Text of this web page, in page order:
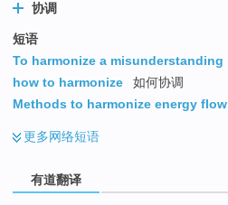
协调
短语
To harmonize a misunderstanding
how to harmonize
如何协调
Methods to harmonize energy flow
更多网络短语
有道翻译